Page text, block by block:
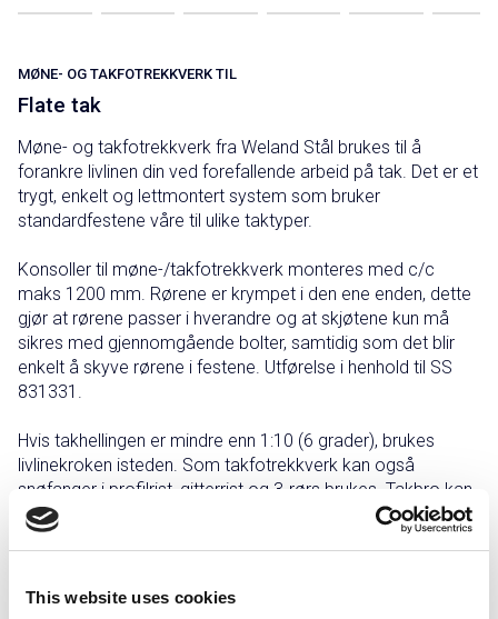
This website uses cookies
MØNE- OG TAKFOTREKKVERK TIL
Flate tak
Møne- og takfotrekkverk fra Weland Stål brukes til å
forankre livlinen din ved forefallende arbeid på tak. Det er et
trygt, enkelt og lettmontert system som bruker
standardfestene våre til ulike taktyper.
Konsoller til møne-/takfotrekkverk monteres med c/c
maks 1200 mm. Rørene er krympet i den ene enden, dette
gjør at rørene passer i hverandre og at skjøtene kun må
sikres med gjennomgående bolter, samtidig som det blir
enkelt å skyve rørene i festene. Utførelse i henhold til SS
831331.
Hvis takhellingen er mindre enn 1:10 (6 grader), brukes
livlinekroken isteden. Som takfotrekkverk kan også
snøfanger i profilrist, gitterrist og 3-rørs brukes. Takbro kan
brukes i stedet for mønerekkverk. Du kan også
komplettere eksisterende takfotrekkverk med